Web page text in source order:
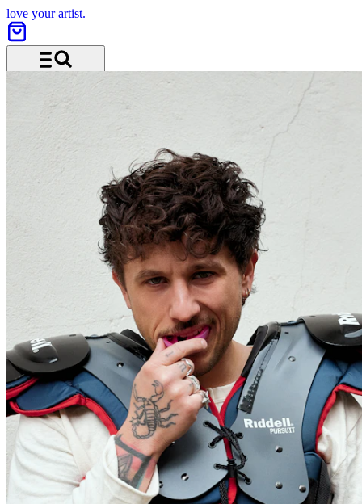
love your artist.
Menu and search